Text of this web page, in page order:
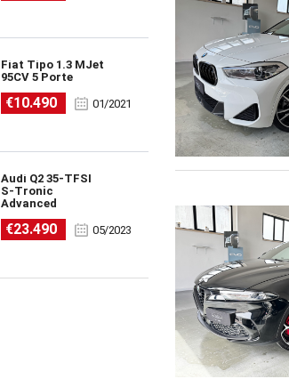
Fiat Tipo 1.3 MJet
95CV 5 Porte
€10.490 01/2021
Audi Q2 35-TFSI
S-Tronic
Advanced
€23.490 05/2023